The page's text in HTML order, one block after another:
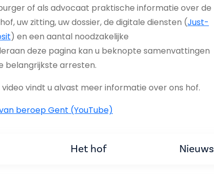
of als advocaat praktische informatie over de
uw zitting, uw dossier, de digitale diensten (Just-
) en een aantal noodzakelijke
deze pagina kan u beknopte samenvattingen
belangrijkste arresten.
vindt u alvast meer informatie over ons hof.
beroep Gent (YouTube)
Het hof Nieuws